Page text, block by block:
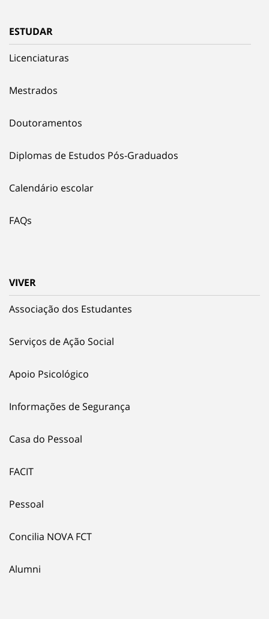
ESTUDAR
Licenciaturas
Mestrados
Doutoramentos
Diplomas de Estudos Pós-Graduados
Calendário escolar
FAQs
VIVER
Associação dos Estudantes
Serviços de Ação Social
Apoio Psicológico
Informações de Segurança
Casa do Pessoal
FACIT
Pessoal
Concilia NOVA FCT
Alumni